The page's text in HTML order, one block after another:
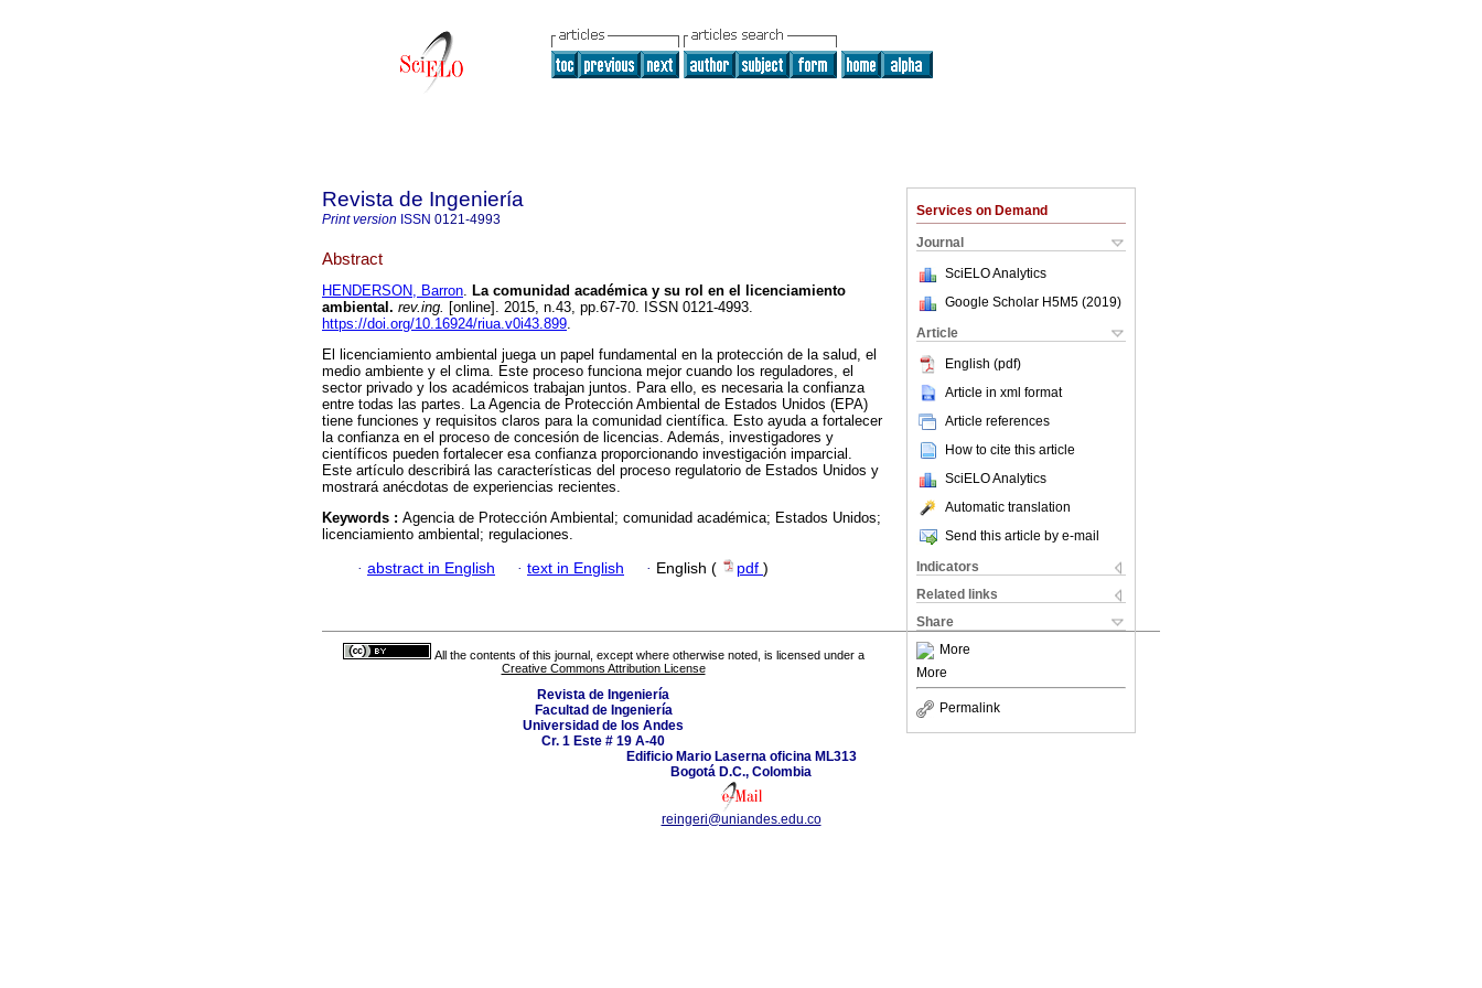
Services on Demand
Journal
SciELO Analytics
Google Scholar H5M5 (2019)
Article
English (pdf)
Article in xml format
Article references
How to cite this article
SciELO Analytics
Automatic translation
Send this article by e-mail
Indicators
Related links
Share
More
More
Permalink
Revista de Ingeniería
Print version ISSN 0121-4993
Abstract
HENDERSON, Barron. La comunidad académica y su rol en el licenciamiento
ambiental. rev.ing. [online]. 2015, n.43, pp.67-70. ISSN 0121-4993.
https://doi.org/10.16924/riua.v0i43.899.
El licenciamiento ambiental juega un papel fundamental en la protección de la salud, el
medio ambiente y el clima. Este proceso funciona mejor cuando los reguladores, el
sector privado y los académicos trabajan juntos. Para ello, es necesaria la confianza
entre todas las partes. La Agencia de Protección Ambiental de Estados Unidos (EPA)
tiene funciones y requisitos claros para la comunidad científica. Esto ayuda a fortalecer
la confianza en el proceso de concesión de licencias. Además, investigadores y
científicos pueden fortalecer esa confianza proporcionando investigación imparcial.
Este artículo describirá las características del proceso regulatorio de Estados Unidos y
mostrará anécdotas de experiencias recientes.
Keywords : Agencia de Protección Ambiental; comunidad académica; Estados Unidos;
licenciamiento ambiental; regulaciones.
· abstract in English · text in English · English ( pdf )
All the contents of this journal, except where otherwise noted, is licensed under a
Creative Commons Attribution License
Revista de Ingeniería
Facultad de Ingeniería
Universidad de los Andes
Cr. 1 Este # 19 A-40
Edificio Mario Laserna oficina ML313
Bogotá D.C., Colombia
reingeri@uniandes.edu.co